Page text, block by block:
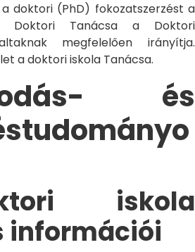
doktori (PhD) fokozatszerzést a
Doktori Tanácsa a Doktori
megfelelően irányítja.
a doktori iskola Tanácsa.
és
iskola
információi